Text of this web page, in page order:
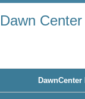
Dawn
DawnCenter